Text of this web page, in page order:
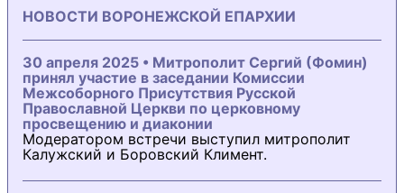
НОВОСТИ ВОРОНЕЖСКОЙ ЕПАРХИИ
30 апреля 2025 • Митрополит Сергий (Фомин)
принял участие в заседании Комиссии
Межсоборного Присутствия Русской
Православной Церкви по церковному
просвещению и диаконии
Модератором встречи выступил митрополит
Калужский и Боровский Климент.